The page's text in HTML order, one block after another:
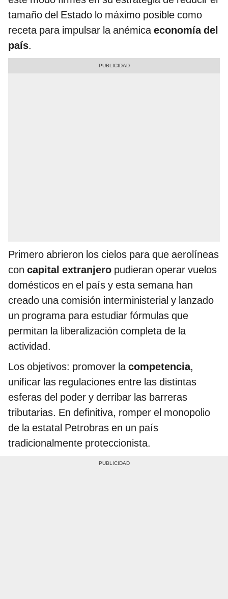
tamaño del Estado lo máximo posible como
receta para impulsar la anémicaeconomía del
país.
Primero abrieron los cielos para que aerolíneas
con capital extranjero pudieran operar vuelos
domésticos en el país y esta semana han
creado una comisión interministerial y lanzado
un programa para estudiar fórmulas que
permitan la liberalización completa de la
actividad.
Los objetivos: promover lacompetencia,
unificar las regulaciones entre las distintas
esferas del poder y derribar las barreras
tributarias. En definitiva, romper el monopolio
de la estatal Petrobras en un país
tradicionalmente proteccionista.